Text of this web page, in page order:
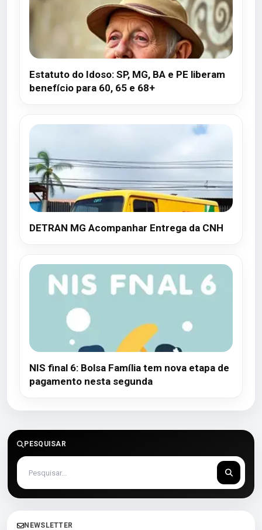
Estatuto do Idoso: SP, MG, BA e PE liberam
benefício para 60, 65 e 68+
DETRAN MG Acompanhar Entrega da CNH
NIS final 6: Bolsa Família tem nova etapa de
pagamento nesta segunda
PESQUISAR
NEWSLETTER